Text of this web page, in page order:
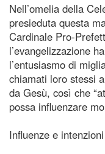
Nell’omelia della
presieduta questa
Cardinale Pro-
l’evangelizzazione
l’entusiasmo di
chiamati loro stessi
da Gesù, così che
possa influenzare
Influenze e intenzioni